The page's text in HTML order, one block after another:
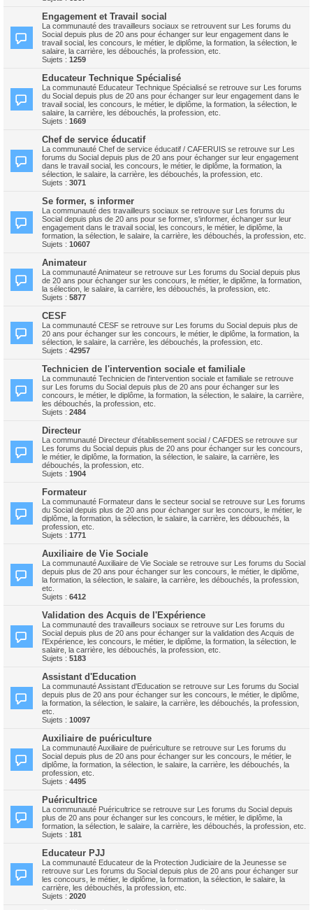
Engagement et Travail social
La communauté des travailleurs sociaux se retrouvent sur Les forums du
Social depuis plus de 20 ans pour échanger sur leur engagement dans le
travail social, les concours, le métier, le diplôme, la formation, la sélection, le
salaire, la carrière, les débouchés, la profession, etc.
Sujets : 1259
Educateur Technique Spécialisé
La communauté Educateur Technique Spécialisé se retrouve sur Les forums
du Social depuis plus de 20 ans pour échanger sur leur engagement dans le
travail social, les concours, le métier, le diplôme, la formation, la sélection, le
salaire, la carrière, les débouchés, la profession, etc.
Sujets : 1669
Chef de service éducatif
La communauté Chef de service éducatif / CAFERUIS se retrouve sur Les
forums du Social depuis plus de 20 ans pour échanger sur leur engagement
dans le travail social, les concours, le métier, le diplôme, la formation, la
sélection, le salaire, la carrière, les débouchés, la profession, etc.
Sujets : 3071
Se former, s informer
La communauté des travailleurs sociaux se retrouve sur Les forums du
Social depuis plus de 20 ans pour se former, s'informer, échanger sur leur
engagement dans le travail social, les concours, le métier, le diplôme, la
formation, la sélection, le salaire, la carrière, les débouchés, la profession, etc.
Sujets : 10607
Animateur
La communauté Animateur se retrouve sur Les forums du Social depuis plus
de 20 ans pour échanger sur les concours, le métier, le diplôme, la formation,
la sélection, le salaire, la carrière, les débouchés, la profession, etc.
Sujets : 5877
CESF
La communauté CESF se retrouve sur Les forums du Social depuis plus de
20 ans pour échanger sur les concours, le métier, le diplôme, la formation, la
sélection, le salaire, la carrière, les débouchés, la profession, etc.
Sujets : 42957
Technicien de l'intervention sociale et familiale
La communauté Technicien de l'intervention sociale et familiale se retrouve
sur Les forums du Social depuis plus de 20 ans pour échanger sur les
concours, le métier, le diplôme, la formation, la sélection, le salaire, la carrière,
les débouchés, la profession, etc.
Sujets : 2484
Directeur
La communauté Directeur d'établissement social / CAFDES se retrouve sur
Les forums du Social depuis plus de 20 ans pour échanger sur les concours,
le métier, le diplôme, la formation, la sélection, le salaire, la carrière, les
débouchés, la profession, etc.
Sujets : 1904
Formateur
La communauté Formateur dans le secteur social se retrouve sur Les forums
du Social depuis plus de 20 ans pour échanger sur les concours, le métier, le
diplôme, la formation, la sélection, le salaire, la carrière, les débouchés, la
profession, etc.
Sujets : 1771
Auxiliaire de Vie Sociale
La communauté Auxiliaire de Vie Sociale se retrouve sur Les forums du Social
depuis plus de 20 ans pour échanger sur les concours, le métier, le diplôme,
la formation, la sélection, le salaire, la carrière, les débouchés, la profession,
etc.
Sujets : 6412
Validation des Acquis de l'Expérience
La communauté des travailleurs sociaux se retrouve sur Les forums du
Social depuis plus de 20 ans pour échanger sur la validation des Acquis de
l'Expérience, les concours, le métier, le diplôme, la formation, la sélection, le
salaire, la carrière, les débouchés, la profession, etc.
Sujets : 5183
Assistant d'Education
La communauté Assistant d'Education se retrouve sur Les forums du Social
depuis plus de 20 ans pour échanger sur les concours, le métier, le diplôme,
la formation, la sélection, le salaire, la carrière, les débouchés, la profession,
etc.
Sujets : 10097
Auxiliaire de puériculture
La communauté Auxiliaire de puériculture se retrouve sur Les forums du
Social depuis plus de 20 ans pour échanger sur les concours, le métier, le
diplôme, la formation, la sélection, le salaire, la carrière, les débouchés, la
profession, etc.
Sujets : 4495
Puéricultrice
La communauté Puéricultrice se retrouve sur Les forums du Social depuis
plus de 20 ans pour échanger sur les concours, le métier, le diplôme, la
formation, la sélection, le salaire, la carrière, les débouchés, la profession, etc.
Sujets : 181
Educateur PJJ
La communauté Educateur de la Protection Judiciaire de la Jeunesse se
retrouve sur Les forums du Social depuis plus de 20 ans pour échanger sur
les concours, le métier, le diplôme, la formation, la sélection, le salaire, la
carrière, les débouchés, la profession, etc.
Sujets : 2020